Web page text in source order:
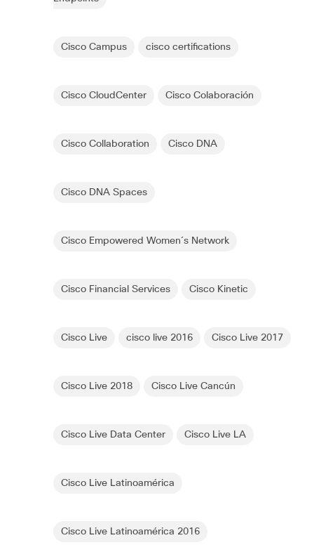
Cisco Campus cisco certifications
Cisco CloudCenter Cisco Colaboración
Cisco Collaboration Cisco DNA
Cisco DNA Spaces
Cisco Empowered Women´s Network
Cisco Financial Services Cisco Kinetic
Cisco Live cisco live 2016 Cisco Live 2017
Cisco Live 2018 Cisco Live Cancún
Cisco Live Data Center Cisco Live LA
Cisco Live Latinoamérica
Cisco Live Latinoamérica 2016